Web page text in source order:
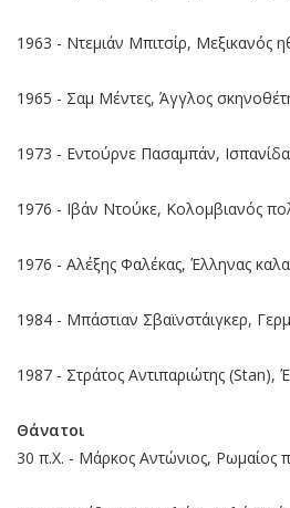
1963 - Ντεμιάν Μπιτσίρ, Μεξικανός
1965 - Σαμ Μέντες, Άγγλος
1973 - Εντούρνε Πασαμπάν, Ισπανίδα
1976 - Ιβάν Ντούκε, Κολομβιανός
1976 - Αλέξης Φαλέκας, Έλληνας
1984 - Μπάστιαν Σβαϊνστάιγκερ,
1987 - Στράτος Αντιπαριώτης (Stan),
Θάνατοι
30 π.Χ. - Μάρκος Αντώνιος, Ρωμαίος